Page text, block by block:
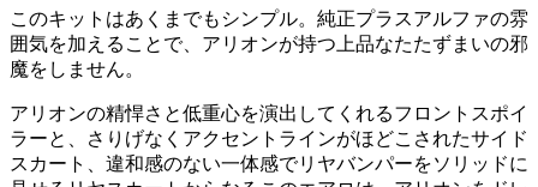
このキットはあくまでもシンプル。純正プラスアルファの雰
囲気を加えることで、アリオンが持つ上品なたたずまいの邪
魔をしません。
アリオンの精悍さと低重心を演出してくれるフロントスポイ
ラーと、さりげなくアクセントラインがほどこされたサイド
スカート、違和感のない一体感でリヤバンパーをソリッドに